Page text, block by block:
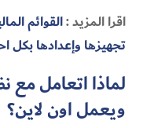
اقرا المزيد :القوائم
تجهيزها وإعدادها بكل
لماذا اتعامل
ويعمل اون لاين؟